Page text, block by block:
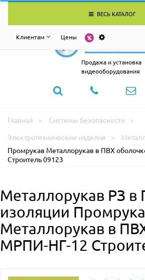
ВЕСЬ КАТАЛОГ
Клиентам Цены
Продажа и установка
видеооборудования
Главная
Системы безопасности
Электротехнические изделия
Промрукав Металлорукав в ПВХ
Строитель 09123
Металлорукав РЗ в
изоляции
Металлорукав в
МРПИ-НГ-12